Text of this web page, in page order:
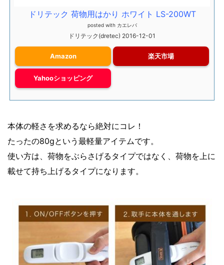
ドリテック 荷物用はかり ホワイト LS-200WT
posted with カエレバ
ドリテック(dretec) 2016-12-01
Amazon 楽天市場
Yahooショッピング
本体の軽さを求めるなら絶対にコレ！
たったの80gという最軽量アイテムです。
使い方は、荷物をぶらさげるタイプではなく、荷物を上に
載せて持ち上げるタイプになります。